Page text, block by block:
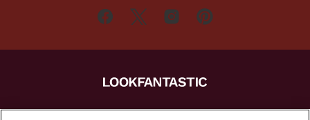
LOOKFANTASTIC ist Europas ultimativer